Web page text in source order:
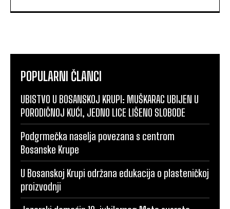
POPULARNI ČLANCI
UBISTVO U BOSANSKOJ KRUPI: MUŠKARAC UBIJEN U
PORODIČNOJ KUĆI, JEDNO LICE LIŠENO SLOBODE
Podgrmečka naselja povezana s centrom
Bosanske Krupe
U Bosanskoj Krupi održana edukacija o plasteničkoj
proizvodnji